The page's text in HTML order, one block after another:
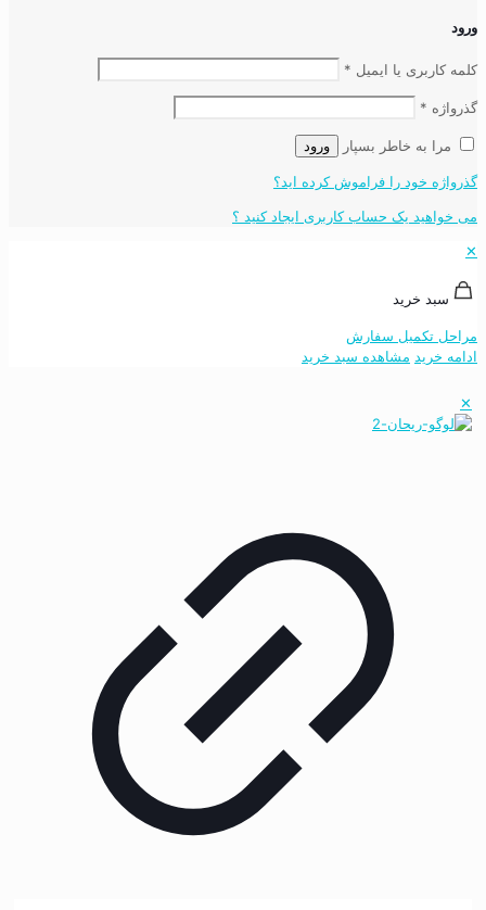
ورود
کلمه کاربری یا ایمیل *
گذرواژه *
مرا به خاطر بسپار ورود
گذرواژه خود را فراموش کرده اید؟
می خواهید یک حساب کاربری ایجاد کنید ؟
✕
سبد خرید
مراحل تکمیل سفارش
ادامه خرید مشاهده سبد خرید
✕